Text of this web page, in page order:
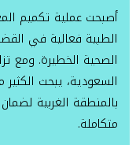
أصبحت عملية تكميم
الطبية فعالية في
الصحية الخطيرة. ومع
السعودية، يبحث
بالمنطقة الغربية
متكاملة.